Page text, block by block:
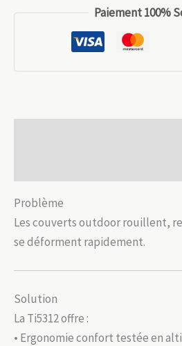
g
Paiement 100%
Problème
Les couverts outdoor rouillent,
se déforment rapidement.
Solution
La Ti5312 offre :
• Ergonomie confort testée en